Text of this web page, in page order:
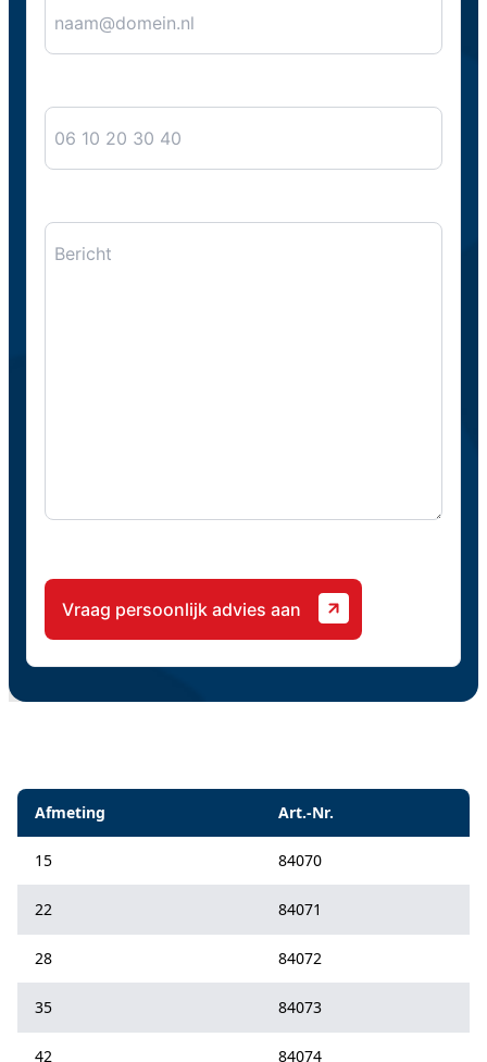
Specificaties
Afmeting Art.-Nr.
15 84070
22 84071
28 84072
35 84073
42 84074